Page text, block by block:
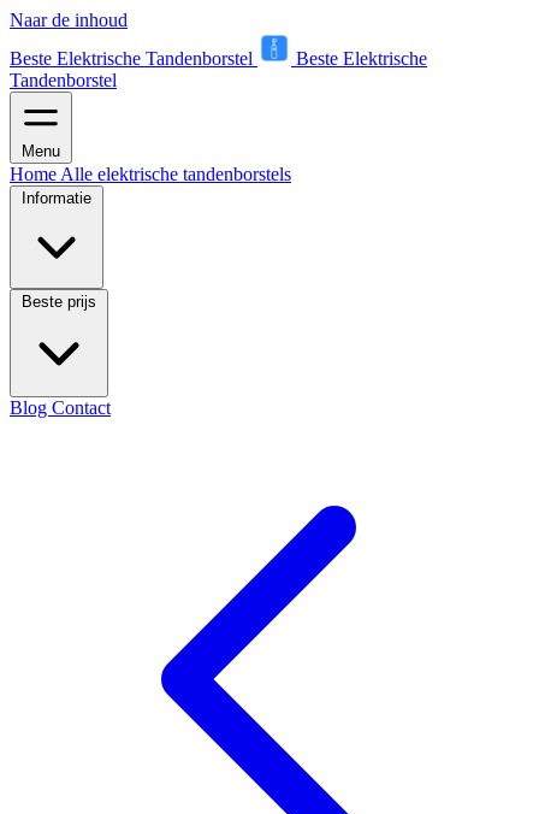
Naar de inhoud
Beste Elektrische Tandenborstel
Beste Elektrische
Tandenborstel
Menu
Home Alle elektrische tandenborstels
Informatie
Beste prijs
Blog Contact